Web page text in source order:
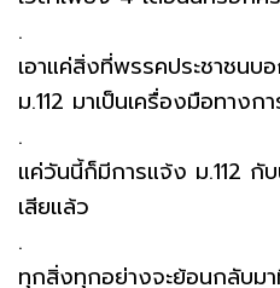
.
เอาแค่สิ่งที่พรรคประชาชนบอ
ม.112 มาเป็นเครื่องมือทางก
.
แค่วันนี้ก็มีการแจ้ง ม.112 กั
เสียแล้ว
.
ทุกสิ่งทุกอย่างจะย้อนกลับม